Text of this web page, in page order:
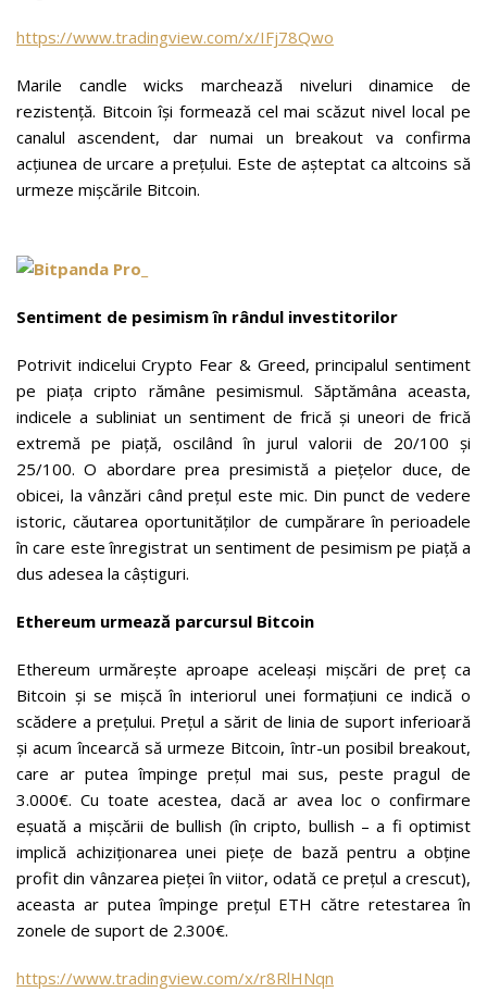
https://www.tradingview.com/x/IFj78Qwo
Marile candle wicks marchează niveluri dinamice de
rezistență. Bitcoin își formează cel mai scăzut nivel local pe
canalul ascendent, dar numai un breakout va confirma
acțiunea de urcare a prețului. Este de așteptat ca altcoins să
urmeze mișcările Bitcoin.
Sentiment de pesimism în rândul investitorilor
Potrivit indicelui Crypto Fear & Greed, principalul sentiment
pe piața cripto rămâne pesimismul. Săptămâna aceasta,
indicele a subliniat un sentiment de frică și uneori de frică
extremă pe piață, oscilând în jurul valorii de 20/100 și
25/100. O abordare prea presimistă a piețelor duce, de
obicei, la vânzări când prețul este mic. Din punct de vedere
istoric, căutarea oportunităților de cumpărare în perioadele
în care este înregistrat un sentiment de pesimism pe piață a
dus adesea la câștiguri.
Ethereum urmează parcursul Bitcoin
Ethereum urmărește aproape aceleași mișcări de preț ca
Bitcoin și se mișcă în interiorul unei formațiuni ce indică o
scădere a prețului. Prețul a sărit de linia de suport inferioară
și acum încearcă să urmeze Bitcoin, într-un posibil breakout,
care ar putea împinge prețul mai sus, peste pragul de
3.000€. Cu toate acestea, dacă ar avea loc o confirmare
eșuată a mișcării de bullish (în cripto, bullish – a fi optimist
implică achiziționarea unei piețe de bază pentru a obține
profit din vânzarea pieței în viitor, odată ce prețul a crescut),
aceasta ar putea împinge prețul ETH către retestarea în
zonele de suport de 2.300€.
https://www.tradingview.com/x/r8RlHNqn